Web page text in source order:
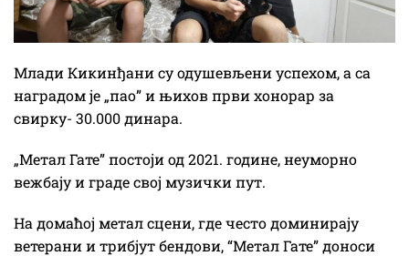
Млади Кикинђани су одушевљени успехом, а са
наградом је „пао” и њихов први хонорар за
свирку- 30.000 динара.
„Метал Гате” постоји од 2021. године, неуморно
вежбају и граде свој музички пут.
На домаћој метал сцени, где често доминирају
ветерани и трибјут бендови, “Метал Гате” доноси